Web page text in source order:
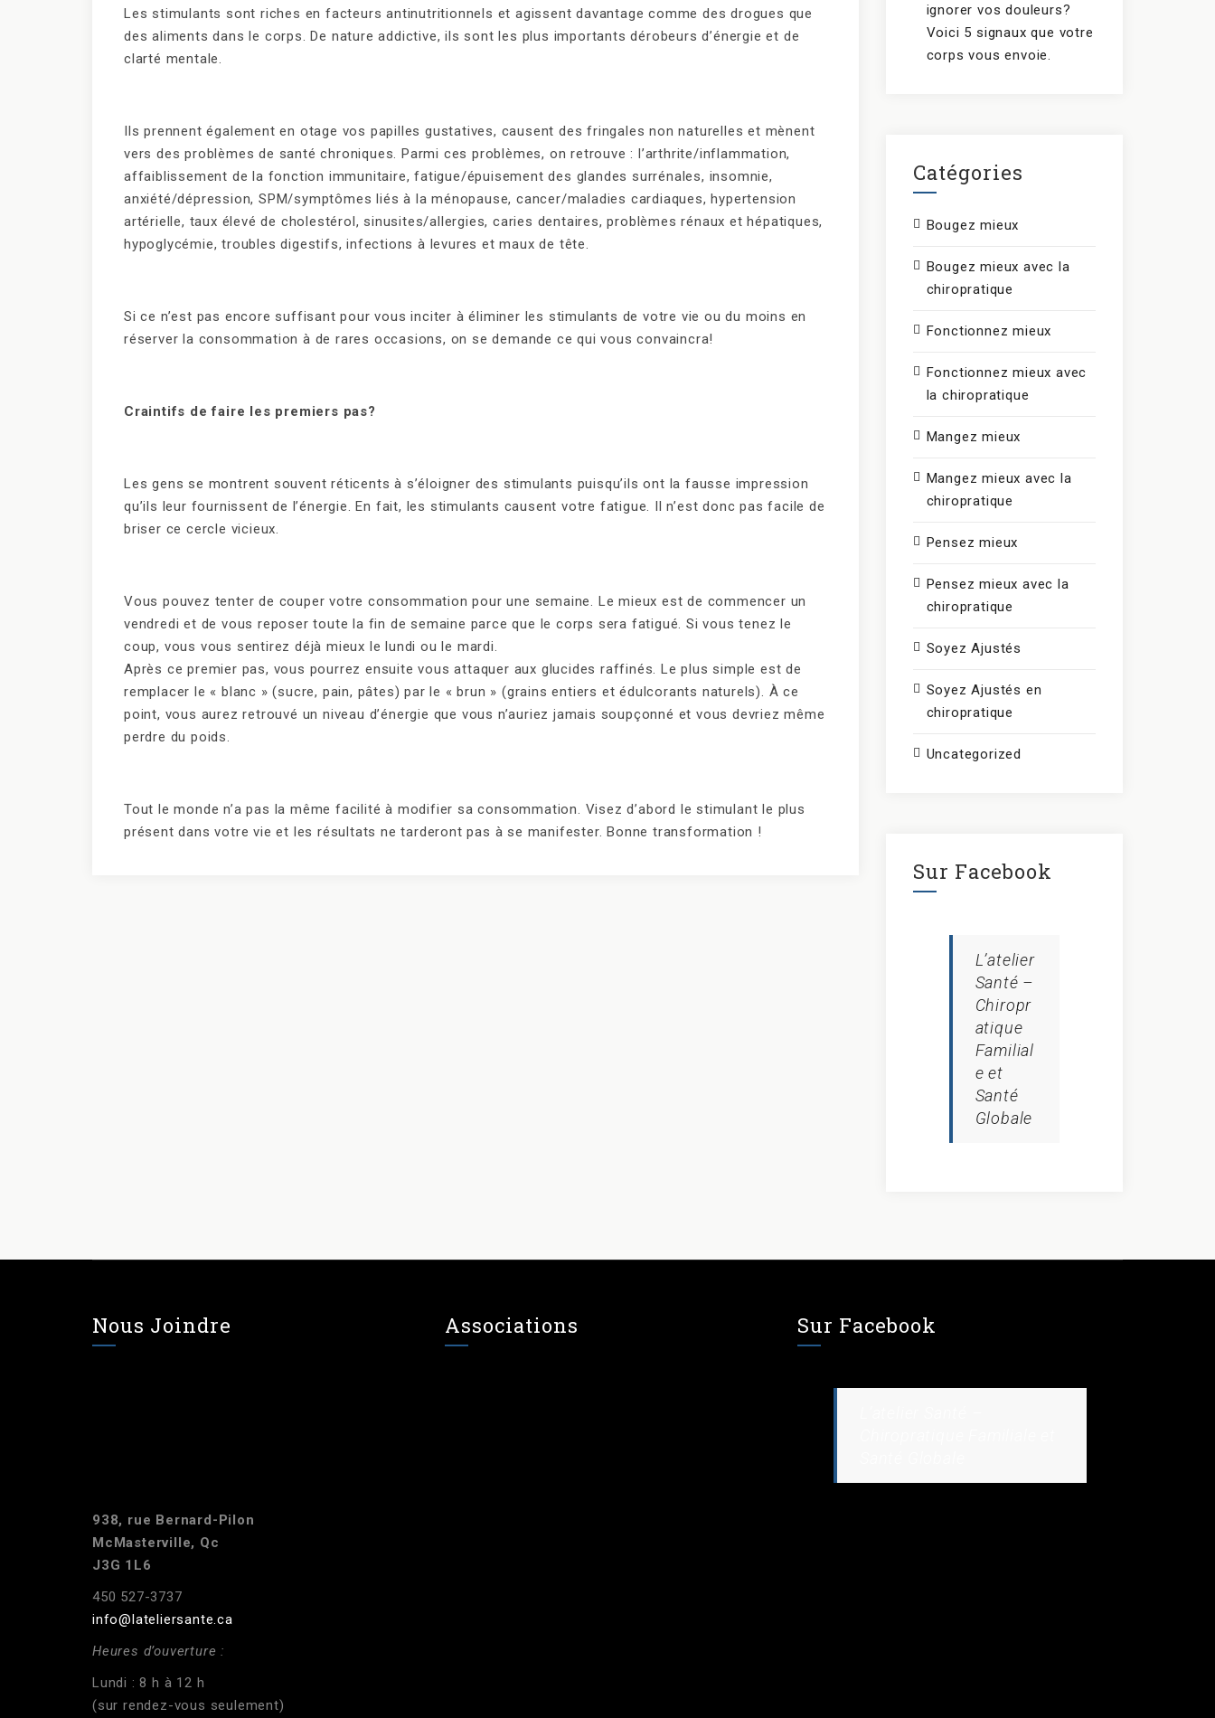
Les stimulants sont riches en facteurs antinutritionnels et agissent davantage comme des drogues que
des aliments dans le corps. De nature addictive, ils sont les plus importants dérobeurs d’énergie et de
clarté mentale.
Ils prennent également en otage vos papilles gustatives, causent des fringales non naturelles et mènent
vers des problèmes de santé chroniques. Parmi ces problèmes, on retrouve : l’arthrite/inflammation,
affaiblissement de la fonction immunitaire, fatigue/épuisement des glandes surrénales, insomnie,
anxiété/dépression, SPM/symptômes liés à la ménopause, cancer/maladies cardiaques, hypertension
artérielle, taux élevé de cholestérol, sinusites/allergies, caries dentaires, problèmes rénaux et hépatiques,
hypoglycémie, troubles digestifs, infections à levures et maux de tête.
Si ce n’est pas encore suffisant pour vous inciter à éliminer les stimulants de votre vie ou du moins en
réserver la consommation à de rares occasions, on se demande ce qui vous convaincra!
Craintifs de faire les premiers pas?
Les gens se montrent souvent réticents à s’éloigner des stimulants puisqu’ils ont la fausse impression
qu’ils leur fournissent de l’énergie. En fait, les stimulants causent votre fatigue. Il n’est donc pas facile de
briser ce cercle vicieux.
Vous pouvez tenter de couper votre consommation pour une semaine. Le mieux est de commencer un
vendredi et de vous reposer toute la fin de semaine parce que le corps sera fatigué. Si vous tenez le
coup, vous vous sentirez déjà mieux le lundi ou le mardi.
Après ce premier pas, vous pourrez ensuite vous attaquer aux glucides raffinés. Le plus simple est de
remplacer le « blanc » (sucre, pain, pâtes) par le « brun » (grains entiers et édulcorants naturels). À ce
point, vous aurez retrouvé un niveau d’énergie que vous n’auriez jamais soupçonné et vous devriez même
perdre du poids.
Tout le monde n’a pas la même facilité à modifier sa consommation. Visez d’abord le stimulant le plus
présent dans votre vie et les résultats ne tarderont pas à se manifester. Bonne transformation !
ignorer vos douleurs?
Voici 5 signaux que votre
corps vous envoie.
Catégories
Bougez mieux
Bougez mieux avec la
chiropratique
Fonctionnez mieux
Fonctionnez mieux avec
la chiropratique
Mangez mieux
Mangez mieux avec la
chiropratique
Pensez mieux
Pensez mieux avec la
chiropratique
Soyez Ajustés
Soyez Ajustés en
chiropratique
Uncategorized
Sur Facebook
L’atelier
Santé –
Chiropr
atique
Familial
e et
Santé
Globale
Nous Joindre
938, rue Bernard-Pilon
McMasterville, Qc
J3G 1L6
450 527-3737
info@lateliersante.ca
Heures d’ouverture :
Lundi : 8 h à 12 h
(sur rendez-vous seulement)
Associations Sur Facebook